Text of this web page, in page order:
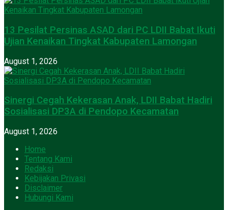
13 Pesilat Persinas ASAD dari PC LDII Babat Ikuti
Ujian Kenaikan Tingkat Kabupaten Lamongan
August 1, 2026
Sinergi Cegah Kekerasan Anak, LDII Babat Hadiri
Sosialisasi DP3A di Pendopo Kecamatan
August 1, 2026
Home
Tentang Kami
Redaksi
Kebijakan Privasi
Disclaimer
Hubungi Kami